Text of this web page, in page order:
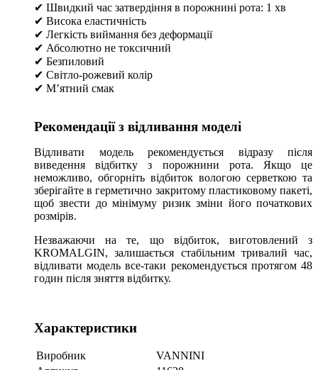
✔ Швидкий час затвердіння в порожнині рота: 1 хв
✔ Висока еластичність
✔ Легкість виймання без деформації
✔ Абсолютно не токсичний
✔ Безпиловий
✔ Світло-рожевий колір
✔ М’ятний смак
Рекомендації з відливання моделі
Відливати модель рекомендується відразу після
виведення відбитку з порожнини рота. Якщо це
неможливо, обгорніть відбиток вологою серветкою та
зберігайте в герметично закритому пластиковому пакеті,
щоб звести до мінімуму ризик зміни його початкових
розмірів.
Незважаючи на те, що відбиток, виготовлений з
KROMALGIN, залишається стабільним тривалий час,
відливати модель все-таки рекомендується протягом 48
годин після зняття відбитку.
Характеристики
Виробник
VANNINI